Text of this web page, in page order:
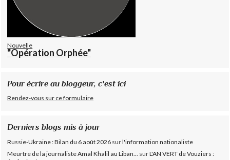
Nouvelle
"Opération Orphée"
Pour écrire au bloggeur, c'est ici
Rendez-vous sur ce formulaire
Derniers blogs mis à jour
Russie-Ukraine : Bilan du 6 août 2026 surl'information nationaliste
Meurtre de la journaliste Amal Khalil au Liban...
surL'AN VERT de Vouziers :